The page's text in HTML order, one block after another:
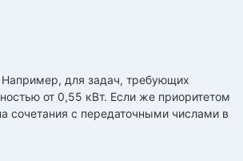
для задач, требующих
от 0,55 кВт. Если же приоритетом
сочетания с передаточными числами в